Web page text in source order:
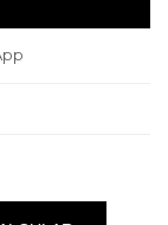
ALTERAR CEP